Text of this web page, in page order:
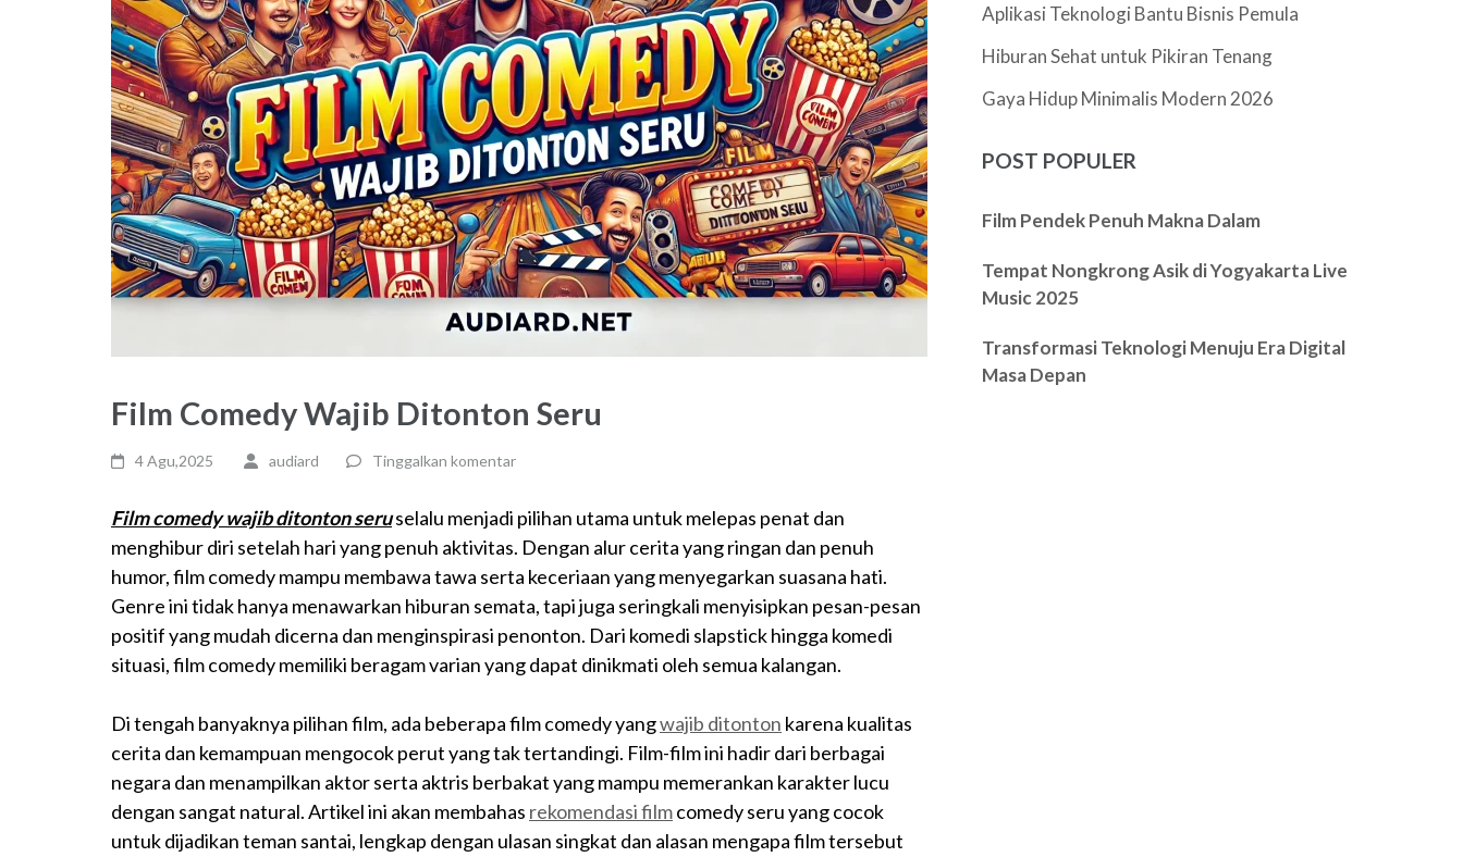
Film Comedy Wajib Ditonton Seru
4 Agu,2025 audiard Tinggalkan komentar
Film comedywajibditontonseruselalu menjadi pilihan utama untuk melepas penat dan
menghibur diri setelah hari yang penuh aktivitas. Dengan alur cerita yang ringan dan penuh
humor, film comedy mampu membawa tawa serta keceriaan yang menyegarkan suasana hati.
Genre ini tidak hanya menawarkan hiburan semata, tapi juga seringkali menyisipkan pesan-pesan
positif yang mudah dicerna dan menginspirasi penonton. Dari komedi slapstick hingga komedi
situasi, film comedy memiliki beragam varian yang dapat dinikmati oleh semua kalangan.
Di tengah banyaknya pilihan film, ada beberapa film comedy yangwajib ditonton karena kualitas
cerita dan kemampuan mengocok perut yang tak tertandingi. Film-film ini hadir dari berbagai
negara dan menampilkan aktor serta aktris berbakat yang mampu memerankan karakter lucu
dengan sangat natural. Artikel ini akan membahas rekomendasi filmcomedy seru yang cocok
untuk dijadikan teman santai, lengkap dengan ulasan singkat dan alasan mengapa film tersebut
Aplikasi Teknologi Bantu Bisnis Pemula
Hiburan Sehat untuk Pikiran Tenang
Gaya Hidup Minimalis Modern 2026
POST POPULER
Film Pendek Penuh Makna Dalam
Tempat Nongkrong Asik di Yogyakarta Live
Music 2025
Transformasi Teknologi Menuju Era Digital
Masa Depan